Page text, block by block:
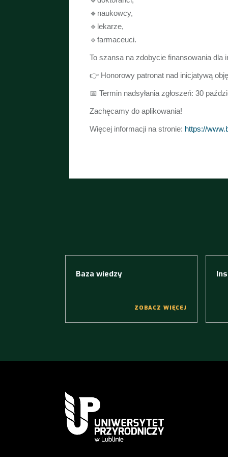
🔹naukowcy,
🔹lekarze,
🔹farmaceuci.
To szansa na zdobycie finansowania
👉 Honorowy patronat nad inicjatywą
📅 Termin nadsyłania zgłoszeń: 30
Zachęcamy do aplikowania!
Więcej informacji na stronie: https://
Baza wiedzy
ZOBACZ WIĘCEJ